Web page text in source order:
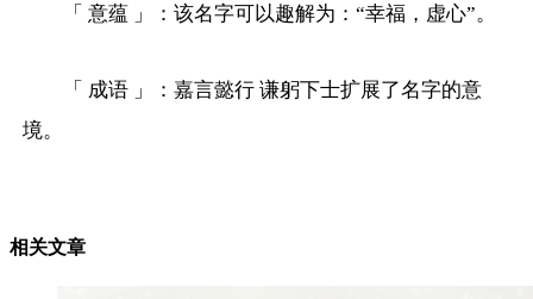
「 意蕴 」：该名字可以趣解为：“幸福，虚心”。
「 成语 」：嘉言懿行 谦躬下士扩展了名字的意
境。
相关文章